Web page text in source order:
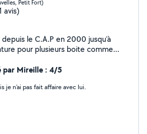
Petit Fort)
avis)
le C.A.P en 2000 jusqu'à
pour plusieurs boite comme
compte 80% pour maison fenix qui
par Mireille : 4/5
je n'ai pas fait affaire avec lui.